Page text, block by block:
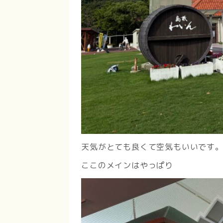
天気がとても良くて空気もいいです。
ここのメインはやっぱり